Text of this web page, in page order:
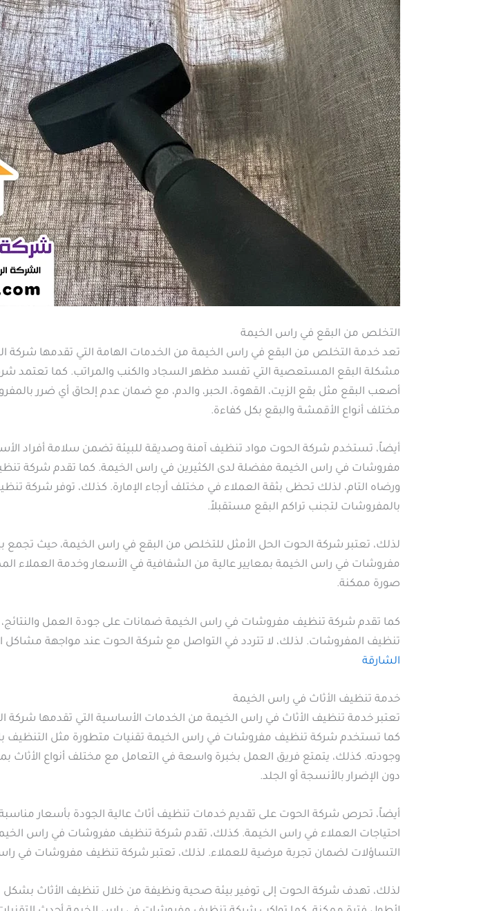
التخلص من البقع في راس الخيمة
تعد خدمة التخلص من البقع في راس الخيمة من الخدمات الهامة التي تقدمها
مشكلة البقع المستعصية التي تفسد مظهر السجاد والكنب والمراتب. كما تعتمد
أصعب البقع مثل بقع الزيت، القهوة، الحبر، والدم، مع ضمان عدم إلحاق أي ضرر
مختلف أنواع الأقمشة والبقع بكل كفاءة.
أيضاً، تستخدم شركة الحوت مواد تنظيف آمنة وصديقة للبيئة تضمن سلامة أفراد
مفروشات في راس الخيمة مفضلة لدى الكثيرين في راس الخيمة. كما تقدم شركة
ورضاه التام، لذلك تحظى بثقة العملاء في مختلف أرجاء الإمارة. كذلك، توفر
بالمفروشات لتجنب تراكم البقع مستقبلاً.
لذلك، تعتبر شركة الحوت الحل الأمثل للتخلص من البقع في راس الخيمة، حيث تجمع
مفروشات في راس الخيمة بمعايير عالية من الشفافية في الأسعار وخدمة العملاء
صورة ممكنة.
كما تقدم شركة تنظيف مفروشات في راس الخيمة ضمانات على جودة العمل
تنظيف المفروشات. لذلك، لا تتردد في التواصل مع شركة الحوت عند مواجهة
الشارقة
خدمة تنظيف الأثاث في راس الخيمة
تعتبر خدمة تنظيف الأثاث في راس الخيمة من الخدمات الأساسية التي تقدمها شركة
كما تستخدم شركة تنظيف مفروشات في راس الخيمة تقنيات متطورة مثل التنظيف
وجودته. كذلك، يتمتع فريق العمل بخبرة واسعة في التعامل مع مختلف أنواع الأثاث
دون الإضرار بالأنسجة أو الجلد.
أيضاً، تحرص شركة الحوت على تقديم خدمات تنظيف أثاث عالية الجودة بأسعار مناسبة،
احتياجات العملاء في راس الخيمة. كذلك، تقدم شركة تنظيف مفروشات في راس
التساؤلات لضمان تجربة مرضية للعملاء. لذلك، تعتبر شركة تنظيف مفروشات في
لذلك، تهدف شركة الحوت إلى توفير بيئة صحية ونظيفة من خلال تنظيف الأثاث بشكل